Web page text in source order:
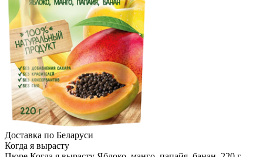
Доcтавка по Беларуси
Когда я вырасту